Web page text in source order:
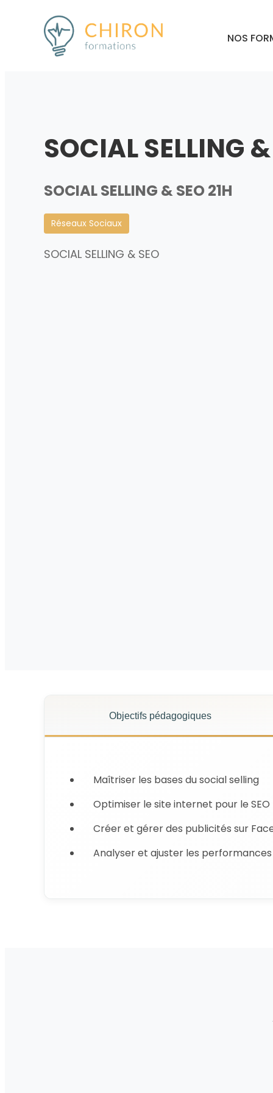
NOS
SOCIAL SELLING
SOCIAL SELLING & SEO 21H
Réseaux Sociaux
SOCIAL SELLING & SEO
Objectifs pédagogiques
Maîtriser les bases du social selling
Optimiser le site internet pour le SEO
Créer et gérer des publicités sur
Analyser et ajuster les